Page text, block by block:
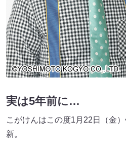
実は5年前に…
こがけんはこの度1月22日（金
新。